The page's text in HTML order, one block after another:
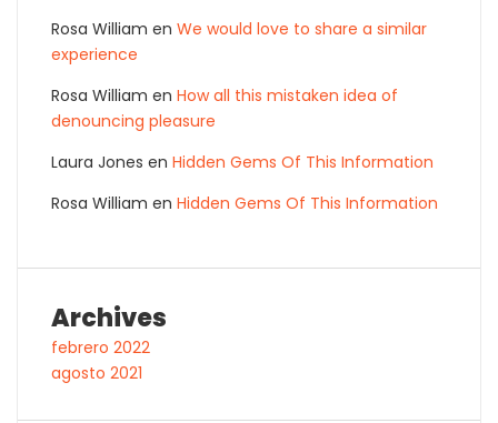
Rosa William en We would love to share a similar
experience
Rosa William en How all this mistaken idea of
denouncing pleasure
Laura Jones en Hidden Gems Of This Information
Rosa William en Hidden Gems Of This Information
Archives
febrero 2022
agosto 2021